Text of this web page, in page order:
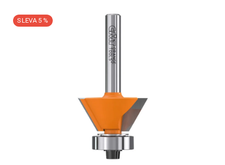
NOVINKY
Kontakt
Obchodní podmínky
Podmínky ochrany osobních údajů
O nás
5 %